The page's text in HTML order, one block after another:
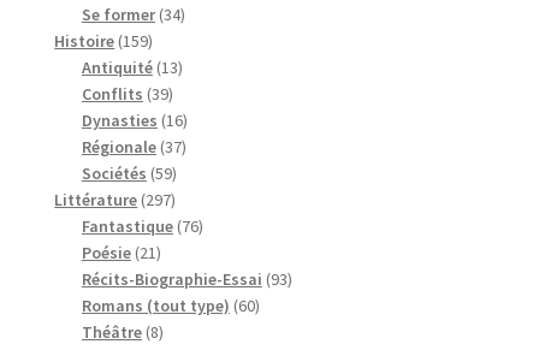
produits
Se former 3434
Histoire 159159
produits
Antiquité 1313
Conflits 3939
produits
Dynasties 1616
produits
Régionale 3737
Sociétés 5959
produits
Littérature 297297
produits
Fantastique 7676
Poésie 2121
produits
Récits-Biographie-Essai 9393
Romans (tout type) 6060
Théâtre 88